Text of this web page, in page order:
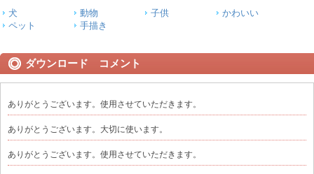
犬 動物 子供
かわいい
ペット
手描き
ダウンロード コメント
ありがとうございます。使用させていただきます。
ありがとうございます。大切に使います。
ありがとうございます。使用させていただきます。